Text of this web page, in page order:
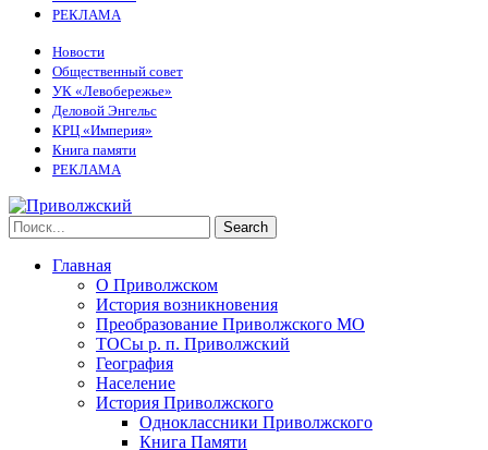
РЕКЛАМА
Новости
Общественный совет
УК «Левобережье»
Деловой Энгельс
КРЦ «Империя»
Книга памяти
РЕКЛАМА
Главная
О Приволжском
История возникновения
Преобразование Приволжского МО
ТОСы р. п. Приволжский
География
Население
История Приволжского
Одноклассники Приволжского
Книга Памяти